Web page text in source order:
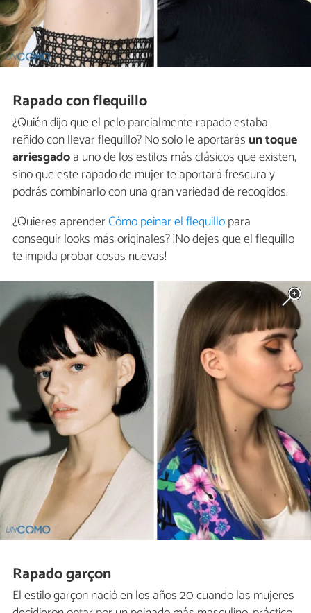
Rapado con flequillo
¿Quién dijo que el pelo parcialmente rapado estaba
reñido con llevar flequillo? No solo le aportarás un toque
arriesgadoa uno de los estilos más clásicos que existen,
sino que este rapado de mujer te aportará frescura y
podrás combinarlo con una gran variedad de recogidos.
¿Quieres aprenderCómo peinar el flequillopara
conseguir looks más originales? ¡No dejes que el flequillo
te impida probar cosas nuevas!
Rapado garçon
El estilo garçon nació en los años 20 cuando las mujeres